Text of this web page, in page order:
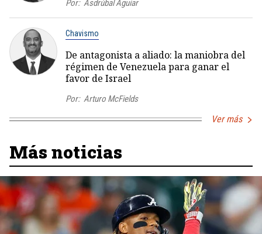
Por: Asdrúbal Aguiar
Chavismo
De antagonista a aliado: la maniobra del
régimen de Venezuela para ganar el
favor de Israel
Por: Arturo McFields
Ver más
Más noticias